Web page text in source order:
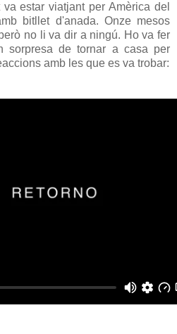
estar viatjant per Amèrica del
bitllet d'anada. Onze mesos
no li va dir a ningú. Ho va fer
sorpresa de tornar a casa per
amb les que es va trobar: